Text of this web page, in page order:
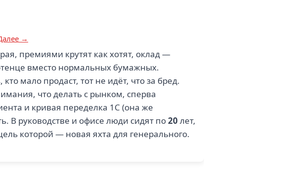
→
премиями крутят как хотят, оклад —
вместо нормальных бумажных.
мало продаст, тот не идёт, что за бред.
что делать с рынком, сперва
и кривая переделка 1С (она же
В руководстве и офисе люди сидят по20 лет,
которой — новая яхта для генерального.